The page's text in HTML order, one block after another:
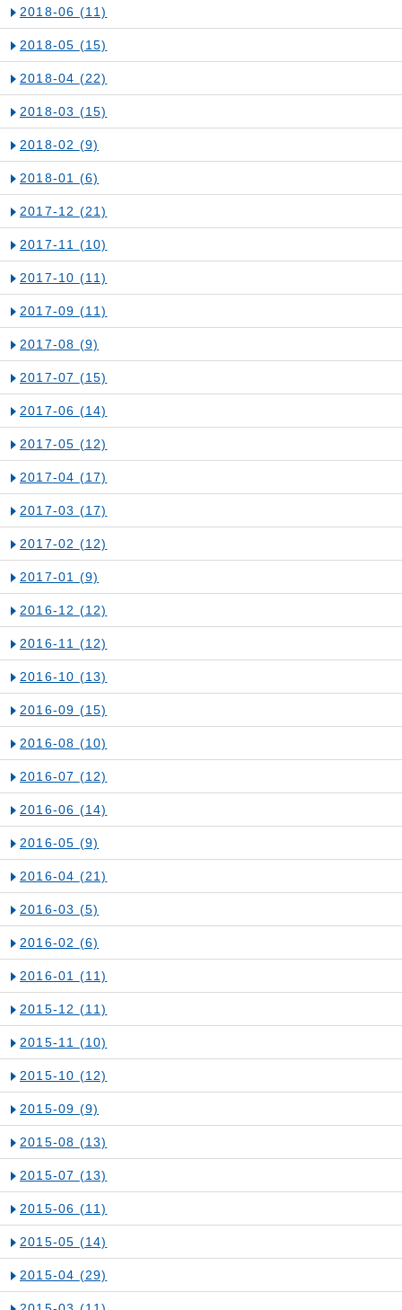
2018-06 (11)
2018-05 (15)
2018-04 (22)
2018-03 (15)
2018-02 (9)
2018-01 (6)
2017-12 (21)
2017-11 (10)
2017-10 (11)
2017-09 (11)
2017-08 (9)
2017-07 (15)
2017-06 (14)
2017-05 (12)
2017-04 (17)
2017-03 (17)
2017-02 (12)
2017-01 (9)
2016-12 (12)
2016-11 (12)
2016-10 (13)
2016-09 (15)
2016-08 (10)
2016-07 (12)
2016-06 (14)
2016-05 (9)
2016-04 (21)
2016-03 (5)
2016-02 (6)
2016-01 (11)
2015-12 (11)
2015-11 (10)
2015-10 (12)
2015-09 (9)
2015-08 (13)
2015-07 (13)
2015-06 (11)
2015-05 (14)
2015-04 (29)